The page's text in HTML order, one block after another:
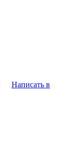
Написать в